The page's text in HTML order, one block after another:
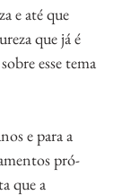
e até que
que já é
esse tema
e para a
pró-
que a